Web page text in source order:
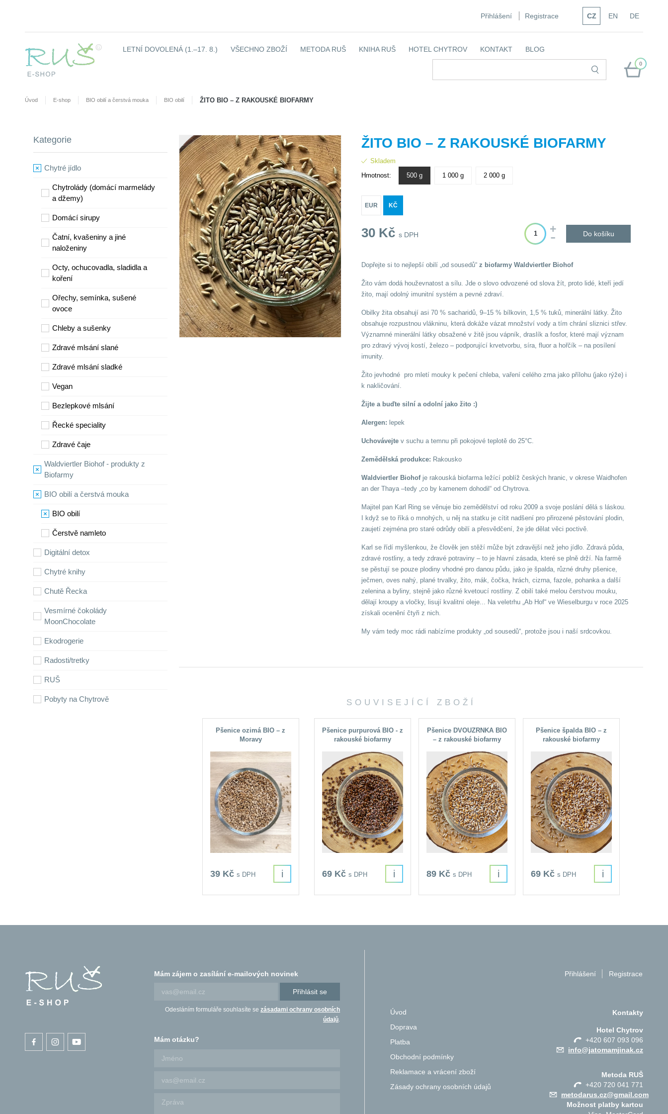
Přihlášení Registrace CZ EN DE
LETNÍ DOVOLENÁ (1.–17. 8.) VŠECHNO ZBOŽÍ METODA RUŠ KNIHA RUŠ HOTEL CHYTROV KONTAKT BLOG
0
Úvod E-shop BIO obilí a čerstvá mouka BIO obilí ŽITO BIO – Z RAKOUSKÉ BIOFARMY
Kategorie
Chytré jídlo
Chytrolády (domácí marmelády
a džemy)
​Domácí sirupy
Čatní, kvašeniny a jiné
naloženiny
Octy, ochucovadla, sladidla a
koření
Ořechy, semínka, sušené
ovoce
Chleby a sušenky
Zdravé mlsání slané
Zdravé mlsání sladké
Vegan
Bezlepkové mlsání
Řecké speciality
Zdravé čaje
Waldviertler Biohof - produkty z
Biofarmy
BIO obilí a čerstvá mouka
BIO obilí
Čerstvě namleto
Digitální detox
Chytré knihy
Chutě Řecka
Vesmírné čokolády
MoonChocolate
Ekodrogerie
Radosti/tretky
RUŠ
Pobyty na Chytrově
ŽITO BIO – Z RAKOUSKÉ BIOFARMY
Skladem
Hmotnost:
500 g 1 000 g 2 000 g
EUR KČ
30Kč s DPH Do košíku
Dopřejte si to nejlepší obilí „od sousedů“ z biofarmy Waldviertler Biohof
Žito vám dodá houževnatost a sílu. Jde o slovo odvozené od slova žít, proto lidé, kteří jedí
žito, mají odolný imunitní systém a pevné zdraví.
Obilky žita obsahují asi 70 % sacharidů, 9–15 % bílkovin, 1,5 % tuků, minerální látky. Žito
obsahuje rozpustnou vlákninu, která dokáže vázat množství vody a tím chrání sliznici střev.
Významné minerální látky obsažené v žitě jsou vápník, draslík a fosfor, které mají význam
pro zdravý vývoj kostí, železo – podporující krvetvorbu, síra, fluor a hořčík – na posílení
imunity.
Žito jevhodné pro mletí mouky k pečení chleba, vaření celého zrna jako přílohu (jako rýže) i
k nakličování.
Žijte a buďte silní a odolní jako žito :)
Alergen: lepek
Uchovávejtev suchu a temnu při pokojové teplotě do 25°C.
Zemědělská produkce: Rakousko
Waldviertler Biohofje rakouská biofarma ležící poblíž českých hranic, v okrese Waidhofen
an der Thaya –tedy „co by kamenem dohodil“ od Chytrova.
Majitel pan Karl Ring se věnuje bio zemědělství od roku 2009 a svoje poslání dělá s láskou.
I když se to říká o mnohých, u něj na statku je cítit nadšení pro přirozené pěstování plodin,
zaujetí zejména pro staré odrůdy obilí a přesvědčení, že jde dělat věci poctivě.
Karl se řídí myšlenkou, že člověk jen stěží může být zdravější než jeho jídlo. Zdravá půda,
zdravé rostliny, a tedy zdravé potraviny – to je hlavní zásada, které se plně drží. Na farmě
se pěstují se pouze plodiny vhodné pro danou půdu, jako je špalda, různé druhy pšenice,
ječmen, oves nahý, plané trvalky, žito, mák, čočka, hrách, cizrna, fazole, pohanka a další
zelenina a byliny, stejně jako různé kvetoucí rostliny. Z obilí také melou čerstvou mouku,
dělají kroupy a vločky, lisují kvalitní oleje... Na veletrhu „Ab Hof“ ve Wieselburgu v roce 2025
získali ocenění čtyři z nich.
My vám tedy moc rádi nabízíme produkty „od sousedů“, protože jsou i naší srdcovkou.
SOUVISEJÍCÍ ZBOŽÍ
Pšenice ozimá BIO – z
Moravy
39 Kč s DPH i
Pšenice purpurová BIO - z
rakouské biofarmy
69 Kč s DPH i
Pšenice DVOUZRNKA BIO
– z rakouské biofarmy
89 Kč s DPH i
Pšenice špalda BIO – z
rakouské biofarmy
69 Kč s DPH i
Mám zájem o zasílání e-mailových novinek
Přihlásit se
Odesláním formuláře souhlasíte sezásadami ochrany osobních
údajů.
Mám otázku?
Přihlášení Registrace
Úvod
Doprava
Platba
Obchodní podmínky
Reklamace a vrácení zboží
Zásady ochrany osobních údajů
Kontakty
Hotel Chytrov
+420 607 093 096
info@jatomamjinak.cz
Metoda RUŠ
+420 720 041 771
metodarus.cz@gmail.com
Možnost platby kartou